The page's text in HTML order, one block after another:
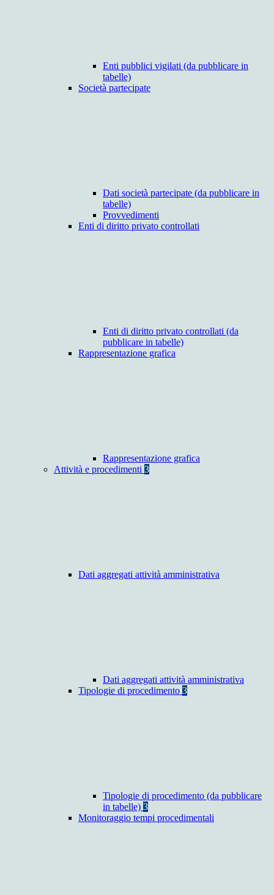
Enti pubblici vigilati (da pubblicare in
tabelle)
Società partecipate
Dati società partecipate (da pubblicare in
tabelle)
Provvedimenti
Enti di diritto privato controllati
Enti di diritto privato controllati (da
pubblicare in tabelle)
Rappresentazione grafica
Rappresentazione grafica
Attività e procedimenti 3
Dati aggregati attività amministrativa
Dati aggregati attività amministrativa
Tipologie di procedimento 3
Tipologie di procedimento (da pubblicare
in tabelle) 3
Monitoraggio tempi procedimentali